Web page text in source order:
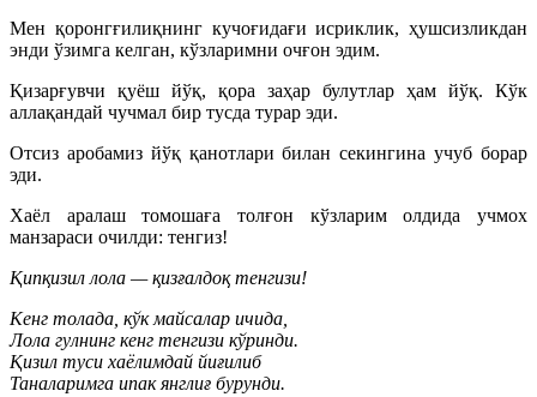
Мен қоронгғилиқнинг кучоғидағи исриклик, ҳушсизликдан
энди ўзимга келган, кўзларимни очғон эдим.
Қизарғувчи қуёш йўқ, қора заҳар булутлар ҳам йўқ. Кўк
аллақандай чучмал бир тусда турар эди.
Отсиз аробамиз йўқ қанотлари билан секингина учуб борар
эди.
Хаёл аралаш томошаға толғон кўзларим олдида учмох
манзараси очилди: тенгиз!
Қипқизил лола — қизғалдоқ тенгизи!
Кенг толада, кўк майсалар ичида,
Лола гулнинг кенг тенгизи кўринди.
Қизил туси хаёлимдай йиғилиб
Таналаримга ипак янглиғ бурунди.